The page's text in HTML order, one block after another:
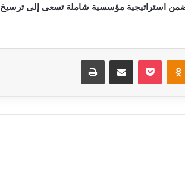
ضمن استراتيجية مؤسسية شاملة تسعى إلى ترسيخ
Odnoklassniki بوكيت مشاركة عبر البريد طباعة